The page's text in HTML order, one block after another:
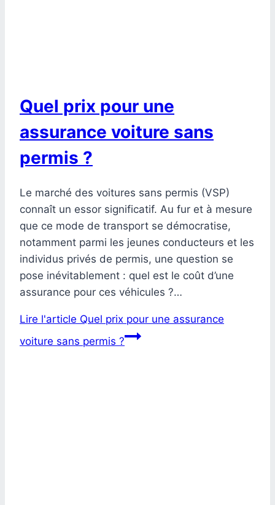
Quel prix pour une
assurance voiture sans
permis ?
Le marché des voitures sans permis (VSP)
connaît un essor significatif. Au fur et à mesure
que ce mode de transport se démocratise,
notamment parmi les jeunes conducteurs et les
individus privés de permis, une question se
pose inévitablement : quel est le coût d’une
assurance pour ces véhicules ?…
Lire l'article Quel prix pour une assurance
voiture sans permis ?